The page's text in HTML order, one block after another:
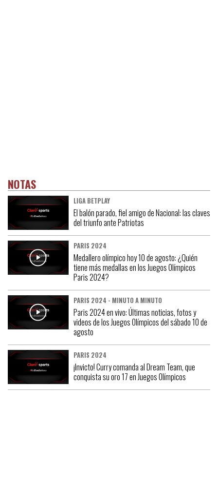
NOTAS
LIGA BETPLAY
El balón parado, fiel amigo de Nacional: las claves
del triunfo ante Patriotas
PARIS 2024
Medallero olímpico hoy 10 de agosto: ¿Quién
tiene más medallas en los Juegos Olímpicos
Paris 2024?
PARIS 2024 - MINUTO A MINUTO
Paris 2024 en vivo: Últimas noticias, fotos y
videos de los Juegos Olímpicos del sábado 10 de
agosto
PARIS 2024
¡Invicto! Curry comanda al Dream Team, que
conquista su oro 17 en Juegos Olímpicos